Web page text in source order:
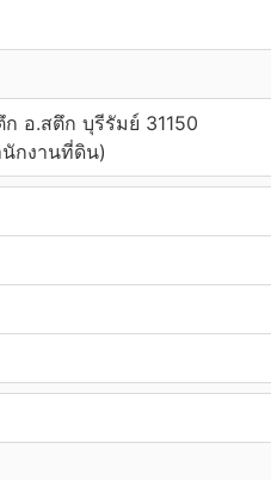
อ.สตึก บุรีรัมย์ 31150
กงานที่ดิน)